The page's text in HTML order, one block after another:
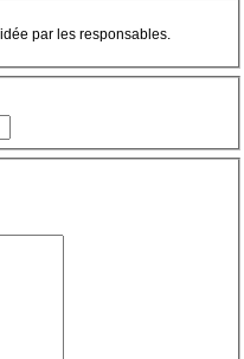
par les responsables.